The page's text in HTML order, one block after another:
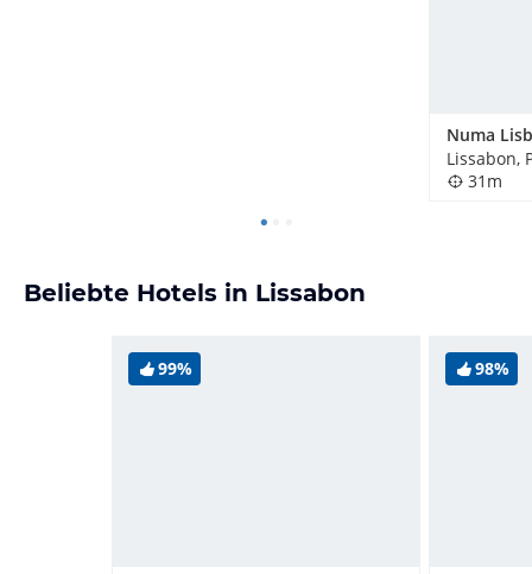
Numa
Lissabon,
31m
Beliebte Hotels in Lissabon
99% 98%